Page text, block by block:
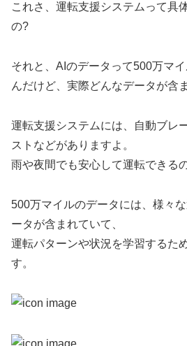
これさ、運転支援システムって具
の?
それと、AIのデータって500万マ
んだけど、実際どんなデータが含
運転支援システムには、自動ブレ
ストなどがありますよ。
雨や夜間でも安心して運転できる
500万マイルのデータには、様々
ータが含まれていて、
運転パターンや状況を学習するた
す。